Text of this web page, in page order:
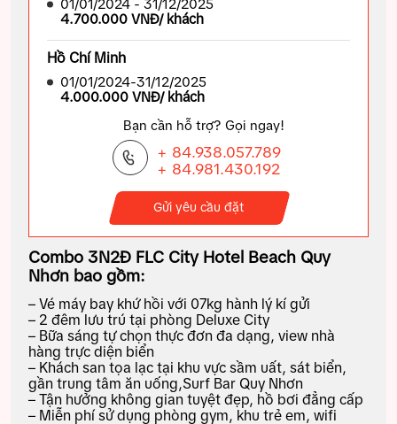
01/01/2024 - 31/12/2025
4.700.000 VNĐ/ khách
Hồ Chí Minh
01/01/2024-31/12/2025
4.000.000 VNĐ/ khách
Bạn cần hỗ trợ? Gọi ngay!
+ 84.938.057.789
+ 84.981.430.192
Gửi yêu cầu đặt
Combo 3N2Đ FLC City Hotel Beach Quy
Nhơn bao gồm:
– Vé máy bay khứ hồi với 07kg hành lý kí gửi
– 2 đêm lưu trú tại phòng Deluxe City
– Bữa sáng tự chọn thực đơn đa dạng, view nhà
hàng trực diện biển
– Khách san tọa lạc tại khu vực sầm uất, sát biển,
gần trung tâm ăn uống,Surf Bar Quy Nhơn
– Tận hưởng không gian tuyệt đẹp, hồ bơi đẳng cấp
– Miễn phí sử dụng phòng gym, khu trẻ em, wifi